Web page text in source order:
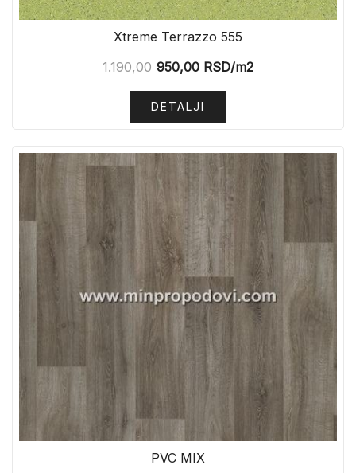
Xtreme Terrazzo 555
1.190,00 950,00 RSD/m2
DETALJI
PVC MIX